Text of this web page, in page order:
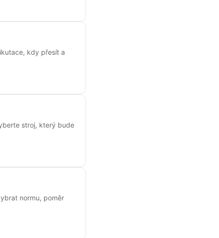
kdy přesít a
stroj, který bude
normu, poměr